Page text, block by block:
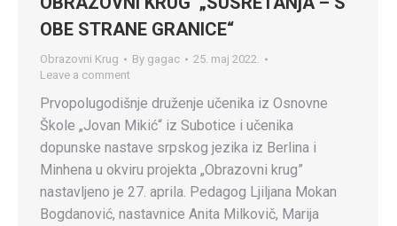
OBE STRANE GRANICE“
Obrazovni Krug By gagac
25. maj 2022.
Leave a comment
Prvopolugodišnje druženje učenika iz Osnovne
Škole „Jovan Mikić“ iz Subotice i učenika
dopunske nastave srpskog jezika iz Berlina i
Minhena u okviru projekta „Obrazovni krug”
nastavljeno je 27. aprila. Pedagog Ljiljana Mokan
Bogdanović, nastavnice Anita Milkovič, Marija